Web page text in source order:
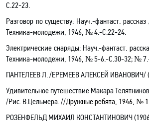
С.22-23.
Разговор по существу: Науч.-фантаст.
Техника-молодежи, 1946, № 4.-С.22-24.
Электрические снаряды: Науч.-фантаст.
Техника-молодежи, 1946, № 5-6.-С.30-32; №
ПАНТЕЛЕЕВ Л. /ЕРЕМЕЕВ АЛЕКСЕЙ ИВАНОВИЧ/
Удивительное путешествие Макара
/Рис. В.Цельмера. //Дружные ребята, 1946, №
РОЗЕНФЕЛЬД МИХАИЛ КОНСТАНТИНОВИЧ